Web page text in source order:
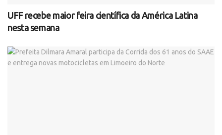
UFF recebe maior feira científica da América Latina
nesta semana